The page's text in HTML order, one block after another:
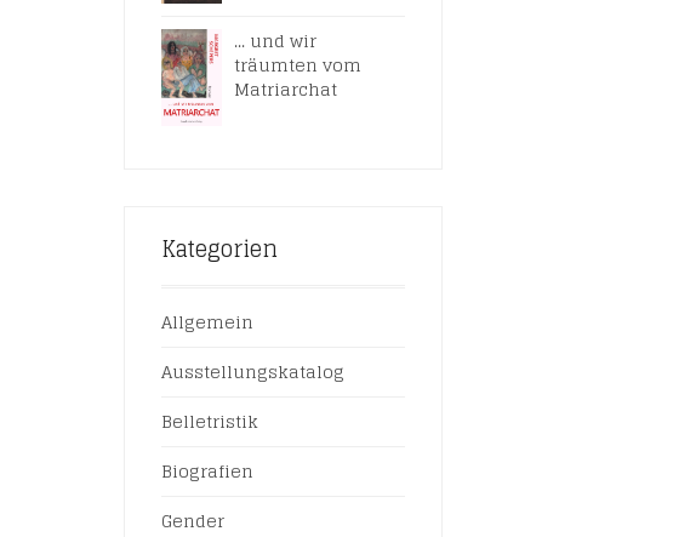
... und wir
träumten vom
Matriarchat
Kategorien
Allgemein
Ausstellungskatalog
Belletristik
Biografien
Gender